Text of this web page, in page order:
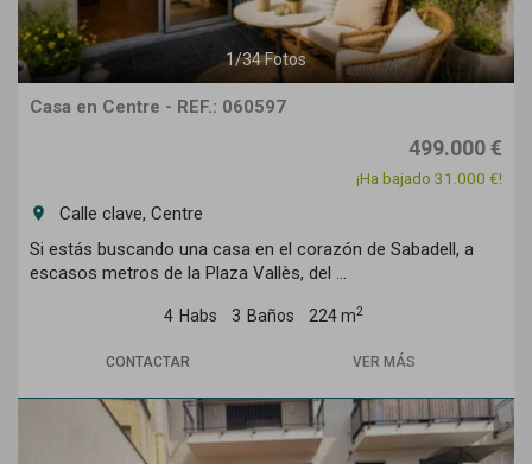
1/34Fotos
Casa en Centre - REF.: 060597
499.000 €
¡Ha bajado 31.000 €!
room
Calle clave, Centre
Si estás buscando una casa en el corazón de Sabadell, a
escasos metros de la Plaza Vallès, del ...
4 Habs 3 Baños 224 m2
CONTACTAR VER MÁS
Previous Next